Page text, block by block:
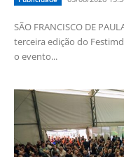
SÃO FRANCISCO DE
terceira edição do
o evento...